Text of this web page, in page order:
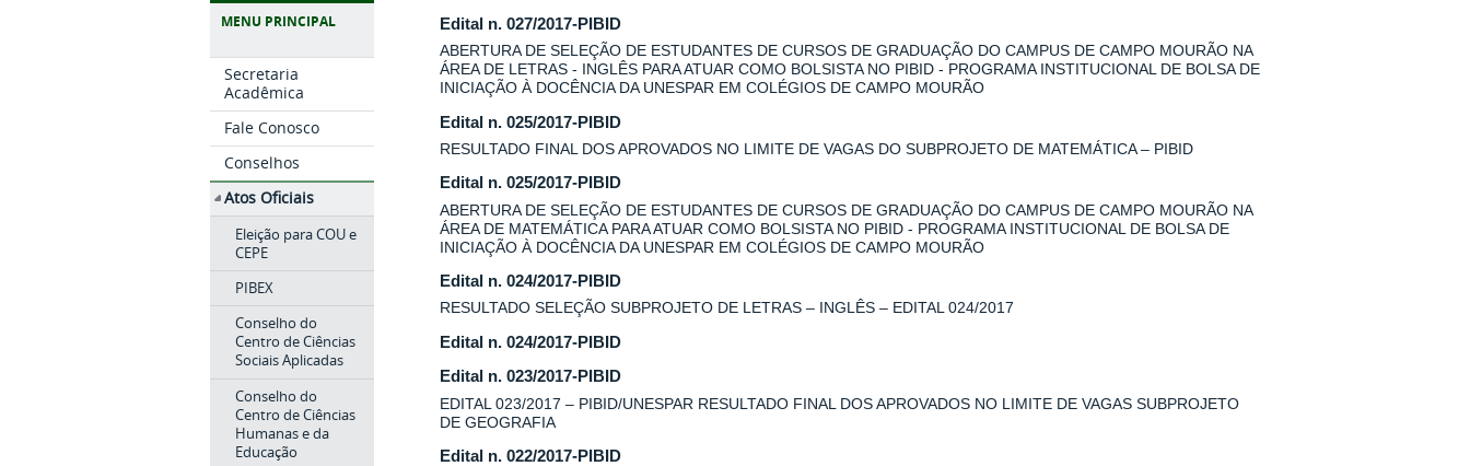
MENU PRINCIPAL
Secretaria
Acadêmica
Fale Conosco
Conselhos
Atos Oficiais
Eleição para COU e
CEPE
PIBEX
Conselho do
Centro de Ciências
Sociais Aplicadas
Conselho do
Centro de Ciências
Humanas e da
Educação
Edital n. 027/2017-PIBID
ABERTURA DE SELEÇÃO DE ESTUDANTES DE CURSOS DE GRADUAÇÃO DO CAMPUS DE CAMPO MOURÃO NA
ÁREA DE LETRAS - INGLÊS PARA ATUAR COMO BOLSISTA NO PIBID - PROGRAMA INSTITUCIONAL DE BOLSA DE
INICIAÇÃO À DOCÊNCIA DA UNESPAR EM COLÉGIOS DE CAMPO MOURÃO
Edital n. 025/2017-PIBID
RESULTADO FINAL DOS APROVADOS NO LIMITE DE VAGAS DO SUBPROJETO DE MATEMÁTICA – PIBID
Edital n. 025/2017-PIBID
ABERTURA DE SELEÇÃO DE ESTUDANTES DE CURSOS DE GRADUAÇÃO DO CAMPUS DE CAMPO MOURÃO NA
ÁREA DE MATEMÁTICA PARA ATUAR COMO BOLSISTA NO PIBID - PROGRAMA INSTITUCIONAL DE BOLSA DE
INICIAÇÃO À DOCÊNCIA DA UNESPAR EM COLÉGIOS DE CAMPO MOURÃO
Edital n. 024/2017-PIBID
RESULTADO SELEÇÃO SUBPROJETO DE LETRAS – INGLÊS – EDITAL 024/2017
Edital n. 024/2017-PIBID
Edital n. 023/2017-PIBID
EDITAL 023/2017 – PIBID/UNESPAR RESULTADO FINAL DOS APROVADOS NO LIMITE DE VAGAS SUBPROJETO
DE GEOGRAFIA
Edital n. 022/2017-PIBID